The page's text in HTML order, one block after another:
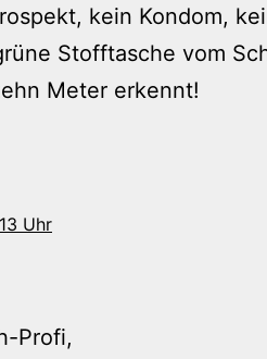
kein Kondom,
Stofftasche vom
Meter erkennt!
Uhr
Profi,